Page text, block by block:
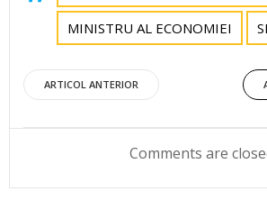
MINISTRU AL ECONOMIEI
Post
navigation
ARTICOL ANTERIOR
Comments are